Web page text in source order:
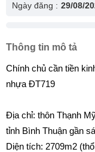
Ngày đăng : 29/08/
Thông tin mô tả
Chính chủ cần tiền
nhựa ĐT719
Địa chỉ: thôn Thạnh
tỉnh Bình Thuận gần
Diện tích: 2709m2